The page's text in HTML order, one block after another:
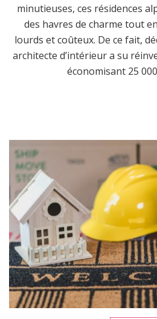
minutieuses, ces résidences
des havres de charme tout
lourds et coûteux. De ce fait,
architecte d’intérieur a su
économisant 25